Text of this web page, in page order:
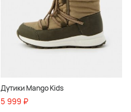
Дутики Mango Kids
5 999 ₽